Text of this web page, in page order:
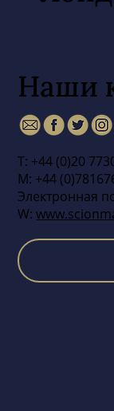
Наши
Т: +44 (0)20
М: +44
Электронная
W: